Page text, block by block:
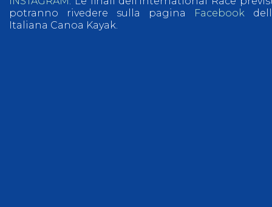
potranno rivedere sulla pagina
Facebook
Italiana Canoa Kayak.